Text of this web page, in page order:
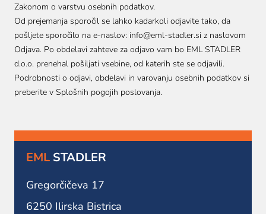
Zakonom o varstvu osebnih podatkov.
Od prejemanja sporočil se lahko kadarkoli odjavite tako, da
pošljete sporočilo na e-naslov: info@eml-stadler.si z naslovom
Odjava. Po obdelavi zahteve za odjavo vam bo EML STADLER
d.o.o. prenehal pošiljati vsebine, od katerih ste se odjavili.
Podrobnosti o odjavi, obdelavi in varovanju osebnih podatkov si
preberite v Splošnih pogojih poslovanja.
EML STADLER
Gregorčičeva 17
6250 Ilirska Bistrica